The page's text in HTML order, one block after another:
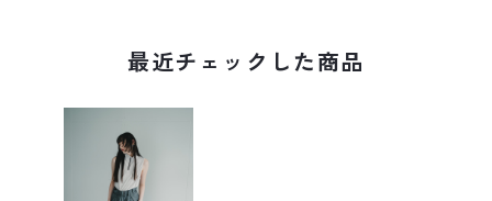
最近チェックした商品